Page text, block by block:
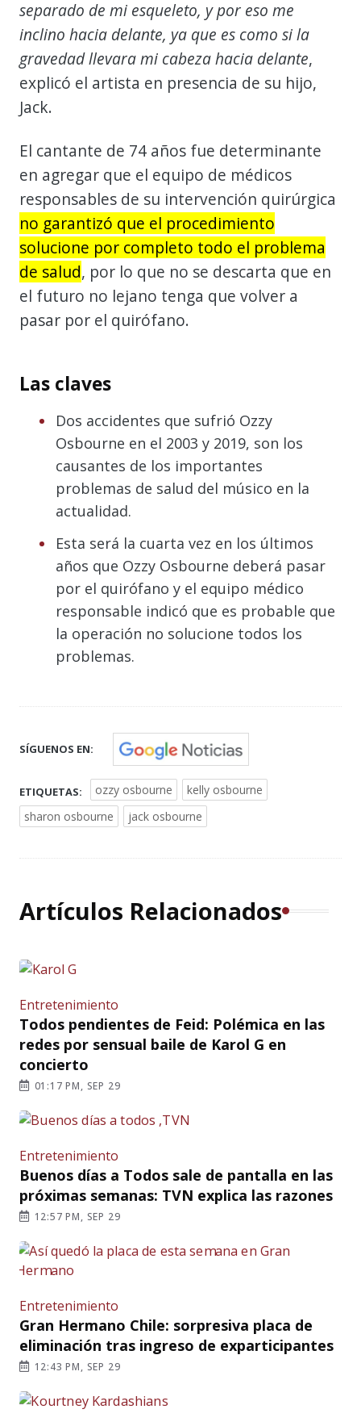
separado de mi esqueleto, y por eso me
inclino hacia delante, ya que es como si la
gravedad llevara mi cabeza hacia delante,
explicó el artista en presencia de su hijo,
Jack.
El cantante de 74 años fue determinante
en agregar que el equipo de médicos
responsables de su intervención quirúrgica
no garantizó que el procedimiento
solucione por completo todo el problema
de salud, por lo que no se descarta que en
el futuro no lejano tenga que volver a
pasar por el quirófano.
Las claves
Dos accidentes que sufrió Ozzy
Osbourne en el 2003 y 2019, son los
causantes de los importantes
problemas de salud del músico en la
actualidad.
Esta será la cuarta vez en los últimos
años que Ozzy Osbourne deberá pasar
por el quirófano y el equipo médico
responsable indicó que es probable que
la operación no solucione todos los
problemas.
SÍGUENOS EN:
ETIQUETAS: ozzy osbourne
kelly osbourne
sharon osbourne
jack osbourne
Artículos Relacionados
Entretenimiento
Todos pendientes de Feid: Polémica en las
redes por sensual baile de Karol G en
concierto
01:17 PM, SEP 29
Entretenimiento
Buenos días a Todos sale de pantalla en las
próximas semanas: TVN explica las razones
12:57 PM, SEP 29
Entretenimiento
Gran Hermano Chile: sorpresiva placa de
eliminación tras ingreso de exparticipantes
12:43 PM, SEP 29